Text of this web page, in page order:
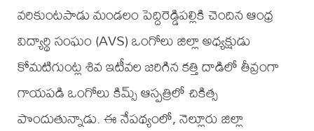
వరికుంటపాడు మండలం పెద్దిరెడ్డిపల్లికి చెందిన ఆంధ్ర
విద్యార్థి సంఘం (AVS) ఒంగోలు జిల్లా అధ్యక్షుడు
కోమటిగుంట్ల శివ ఇటీవల జరిగిన కత్తి దాడిలో తీవ్రంగా
గాయపడి ఒంగోలు కిమ్స్ ఆస్పత్రిలో చికిత్స
పొందుతున్నాడు. ఈ నేపథ్యంలో, నెల్లూరు జిల్లా